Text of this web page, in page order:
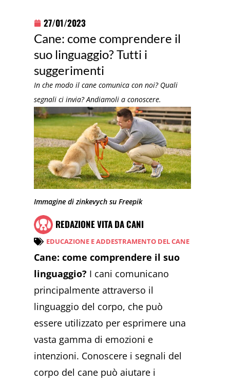
27/01/2023
Cane: come comprendere il
suo linguaggio? Tutti i
suggerimenti
In che modo il cane comunica con noi? Quali
segnali ci invia? Andiamoli a conoscere.
Immagine di zinkevych su Freepik
REDAZIONE VITA DA CANI
EDUCAZIONE E ADDESTRAMENTO DEL CANE
Cane: come comprendere il suo
linguaggio? I cani comunicano
principalmente attraverso il
linguaggio del corpo, che può
essere utilizzato per esprimere una
vasta gamma di emozioni e
intenzioni. Conoscere i segnali del
corpo del cane può aiutare i